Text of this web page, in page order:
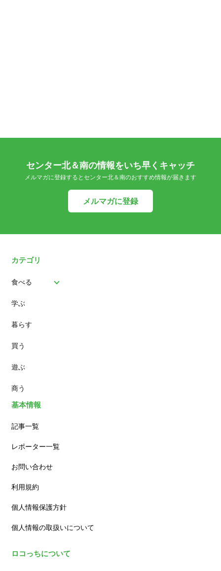
センター北＆南の情報をいち早くキャッチ
メルマガに登録するとセンター北＆南のおすすめ情報が届きます
メルマガに登録
カテゴリ
食べる
パン
スイーツ
ランチ
カフェ
学ぶ
暮らす
買う
遊ぶ
商う
基本情報
記事一覧
レポーター一覧
お問い合わせ
利用規約
個人情報保護方針
個人情報の取扱いについて
ロコっちについて